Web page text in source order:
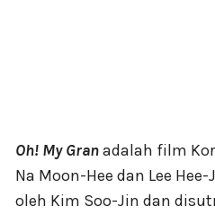
Oh! My Granadalah film
Na Moon-Hee dan Lee
oleh Kim Soo-Jin dan